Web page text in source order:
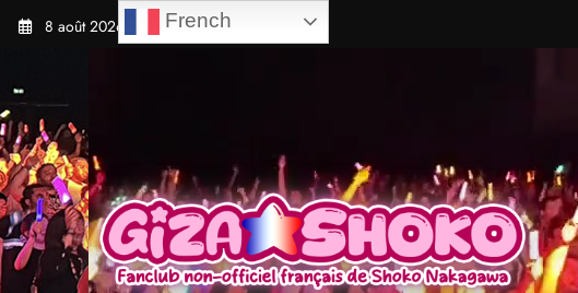
Aller
8 août 2026 French